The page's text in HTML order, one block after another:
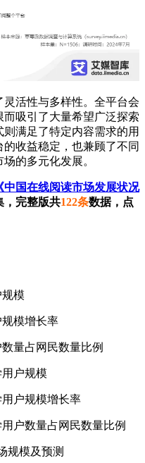
活性与多样性。全平台会
吸引了大量希望广泛探索
满足了特定内容需求的用
收益稳定，也兼顾了不同
的多元化发展。
中国在线阅读市场发展状况
，完整版共122条数据，点
规模
规模增长率
量占网民数量比例
用户规模
用户规模增长率
户数量占网民数量比例
规模及预测